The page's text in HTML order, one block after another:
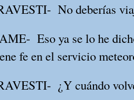
No deberías
Eso ya se lo he
fe en el servicio
¿Y cuándo